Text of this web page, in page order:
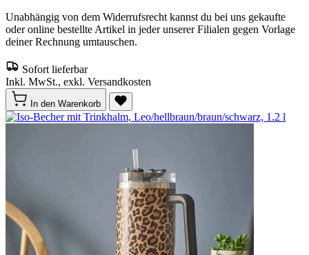
Unabhängig von dem Widerrufsrecht kannst du bei uns gekaufte
oder online bestellte Artikel in jeder unserer Filialen gegen Vorlage
deiner Rechnung umtauschen.
Sofort lieferbar
Inkl. MwSt., exkl. Versandkosten
In den Warenkorb